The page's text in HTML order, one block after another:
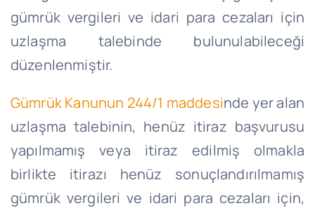
gümrük vergileri ve idari para cezaları için
uzlaşma talebinde bulunulabileceği
düzenlenmiştir.
Gümrük Kanunun 244/1 maddesinde yer alan
uzlaşma talebinin, henüz itiraz başvurusu
yapılmamış veya itiraz edilmiş olmakla
birlikte itirazı henüz sonuçlandırılmamış
gümrük vergileri ve idari para cezaları için,